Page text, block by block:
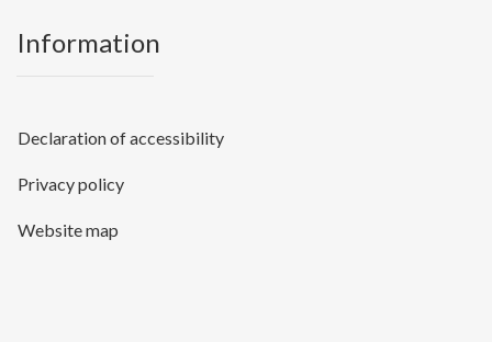
Information
Declaration of accessibility
Privacy policy
Website map